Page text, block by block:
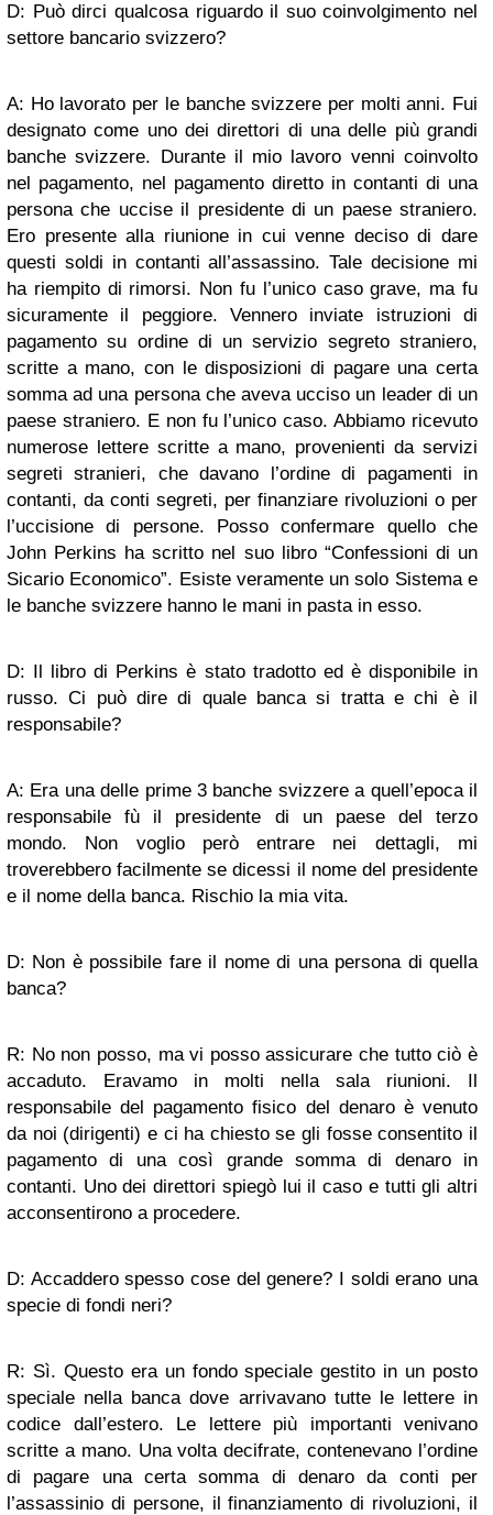
D: Può dirci qualcosa riguardo il suo coinvolgimento nel
settore bancario svizzero?
A: Ho lavorato per le banche svizzere per molti anni. Fui
designato come uno dei direttori di una delle più grandi
banche svizzere. Durante il mio lavoro venni coinvolto
nel pagamento, nel pagamento diretto in contanti di una
persona che uccise il presidente di un paese straniero.
Ero presente alla riunione in cui venne deciso di dare
questi soldi in contanti all’assassino. Tale decisione mi
ha riempito di rimorsi. Non fu l’unico caso grave, ma fu
sicuramente il peggiore. Vennero inviate istruzioni di
pagamento su ordine di un servizio segreto straniero,
scritte a mano, con le disposizioni di pagare una certa
somma ad una persona che aveva ucciso un leader di un
paese straniero. E non fu l’unico caso. Abbiamo ricevuto
numerose lettere scritte a mano, provenienti da servizi
segreti stranieri, che davano l’ordine di pagamenti in
contanti, da conti segreti, per finanziare rivoluzioni o per
l’uccisione di persone. Posso confermare quello che
John Perkins ha scritto nel suo libro “Confessioni di un
Sicario Economico”. Esiste veramente un solo Sistema e
le banche svizzere hanno le mani in pasta in esso.
D: Il libro di Perkins è stato tradotto ed è disponibile in
russo. Ci può dire di quale banca si tratta e chi è il
responsabile?
A: Era una delle prime 3 banche svizzere a quell’epoca il
responsabile fù il presidente di un paese del terzo
mondo. Non voglio però entrare nei dettagli, mi
troverebbero facilmente se dicessi il nome del presidente
e il nome della banca. Rischio la mia vita.
D: Non è possibile fare il nome di una persona di quella
banca?
R: No non posso, ma vi posso assicurare che tutto ciò è
accaduto. Eravamo in molti nella sala riunioni. Il
responsabile del pagamento fisico del denaro è venuto
da noi (dirigenti) e ci ha chiesto se gli fosse consentito il
pagamento di una così grande somma di denaro in
contanti. Uno dei direttori spiegò lui il caso e tutti gli altri
acconsentirono a procedere.
D: Accaddero spesso cose del genere? I soldi erano una
specie di fondi neri?
R: Sì. Questo era un fondo speciale gestito in un posto
speciale nella banca dove arrivavano tutte le lettere in
codice dall’estero. Le lettere più importanti venivano
scritte a mano. Una volta decifrate, contenevano l’ordine
di pagare una certa somma di denaro da conti per
l’assassinio di persone, il finanziamento di rivoluzioni, il